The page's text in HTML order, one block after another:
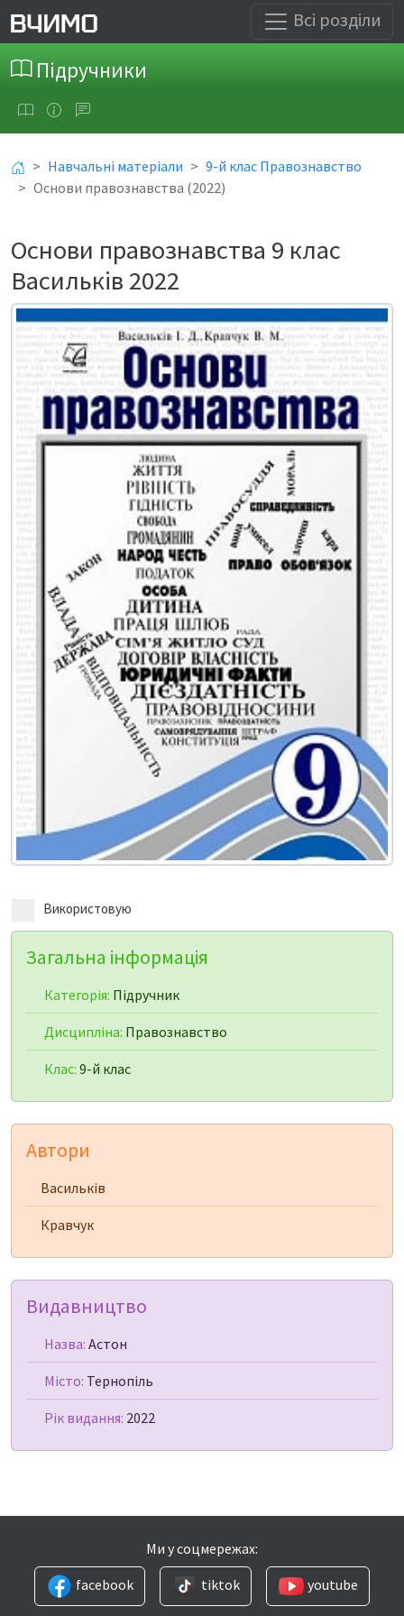
Всі розділи
Підручники
Навчальні матеріали
9-й клас Правознавство
Основи правознавства (2022)
Основи правознавства 9 клас
Васильків 2022
Використовую
Загальна інформація
Категорія: Підручник
Дисципліна: Правознавство
Клас: 9-й клас
Автори
Васильків
Кравчук
Видавництво
Назва: Астон
Місто: Тернопіль
Рік видання: 2022
Ми у соцмережах:
facebook
tiktok youtube